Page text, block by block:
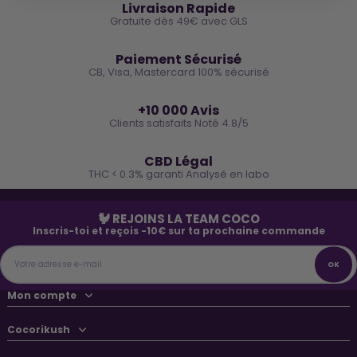
Livraison Rapide
Gratuite dès 49€ avec GLS
Paiement Sécurisé
CB, Visa, Mastercard 100% sécurisé
+10 000 Avis
Clients satisfaits Noté 4.8/5
CBD Légal
THC < 0.3% garanti Analysé en labo
🐓 REJOINS LA TEAM COCO
Inscris-toi et reçois -10€ sur ta prochaine commande
Mon compte
Cocorikush